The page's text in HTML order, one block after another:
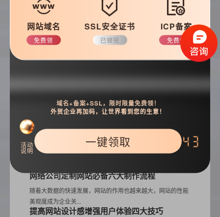
建站技巧
搜索
热门推荐
网络公司定制网站必备六大制作流程
随着大数据的快速发展，网站的作用也越来越大，网站的性能
美观度成为企业关...
提高网站设计感增强用户体验四大技巧
网站域名
免费领
SSL安全证书
已领完
ICP备案
免费领
活动
说明
域名+备案+SSL，限时限量免费领！
外贸企业再加码，让世界看到您的生意！
一键领取 42